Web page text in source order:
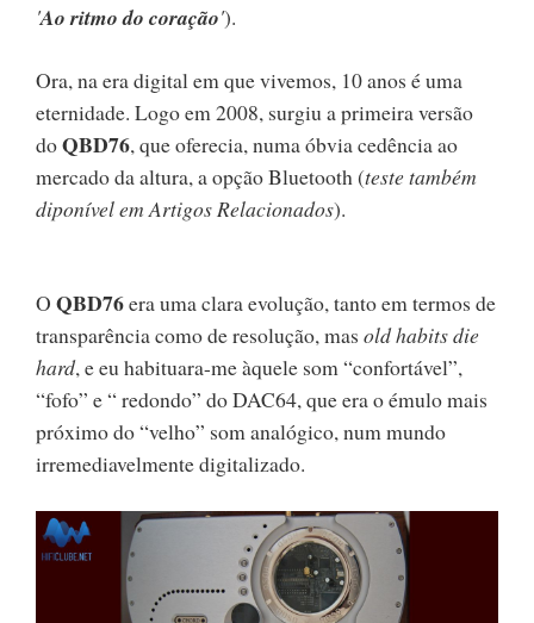
'Ao ritmo do coração').
Ora, na era digital em que vivemos, 10 anos é uma
eternidade. Logo em 2008, surgiu a primeira versão
doQBD76, que oferecia, numa óbvia cedência ao
mercado da altura, a opção Bluetooth (teste também
diponível em Artigos Relacionados).
O QBD76era uma clara evolução, tanto em termos de
transparência como de resolução, mas old habits die
hard, e eu habituara-me àquele som “confortável”,
“fofo” e “ redondo” do DAC64, que era o émulo mais
próximo do “velho” som analógico, num mundo
irremediavelmente digitalizado.